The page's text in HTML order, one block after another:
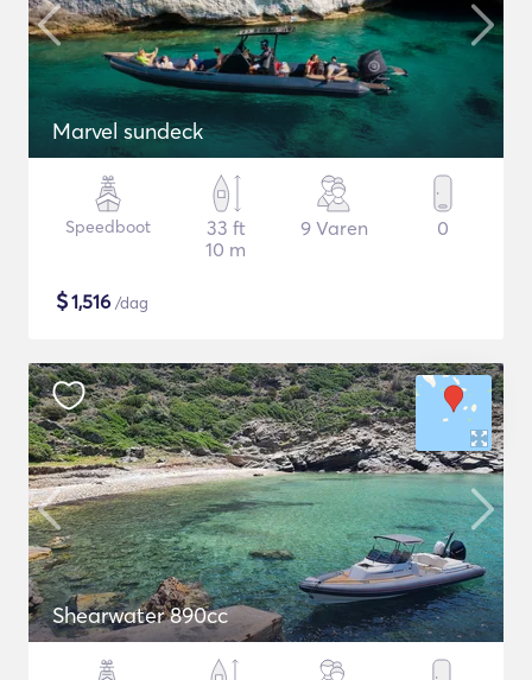
Marvel sundeck
Speedboot
33 ft
10 m
9 Varen 0
$1,516 /dag
Shearwater 890cc